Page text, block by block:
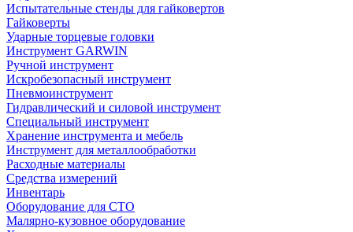
Испытательные стенды для гайковертов
Гайковерты
Ударные торцевые головки
Инструмент GARWIN
Ручной инструмент
Искробезопасный инструмент
Пневмоинструмент
Гидравлический и силовой инструмент
Специальный инструмент
Хранение инструмента и мебель
Инструмент для металлообработки
Расходные материалы
Средства измерений
Инвентарь
Оборудование для СТО
Малярно-кузовное оборудование